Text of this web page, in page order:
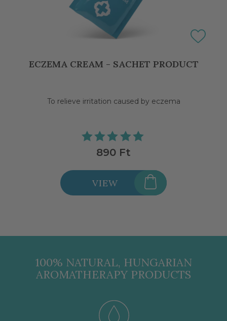
ECZEMA CREAM - SACHET PRODUCT
To relieve irritation caused by eczema
890 Ft
VIEW
100% NATURAL, HUNGARIAN
AROMATHERAPY PRODUCTS